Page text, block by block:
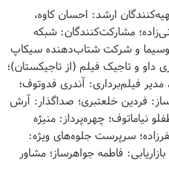
ارشد: احسان کاوه،
مشارکت‌کنندگان: شبکه
و شرکت شتاب‌دهنده سیکاپ
داو و تاجیک فیلم (از تاجیکستان)؛
فیلم‌برداری: آندری فدوتوف؛
فردین خلعتبری؛ صداگذار: آرش
نیاماتوف؛ چهره‌پرداز: منیژه
سرپرست جلوه‌های ویژه:
فاطمه جواهرساز؛ مشاور